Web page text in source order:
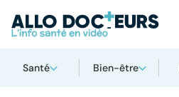
Santé Bien-être